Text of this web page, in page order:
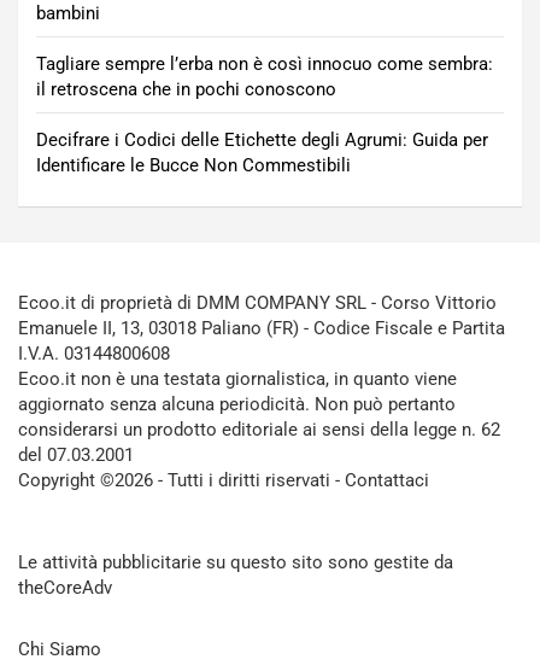
bambini
Tagliare sempre l’erba non è così innocuo come sembra:
il retroscena che in pochi conoscono
Decifrare i Codici delle Etichette degli Agrumi: Guida per
Identificare le Bucce Non Commestibili
Ecoo.it di proprietà di DMM COMPANY SRL - Corso Vittorio
Emanuele II, 13, 03018 Paliano (FR) - Codice Fiscale e Partita
I.V.A. 03144800608
Ecoo.it non è una testata giornalistica, in quanto viene
aggiornato senza alcuna periodicità. Non può pertanto
considerarsi un prodotto editoriale ai sensi della legge n. 62
del 07.03.2001
Copyright ©2026 - Tutti i diritti riservati - Contattaci
Le attività pubblicitarie su questo sito sono gestite da
theCoreAdv
Chi Siamo